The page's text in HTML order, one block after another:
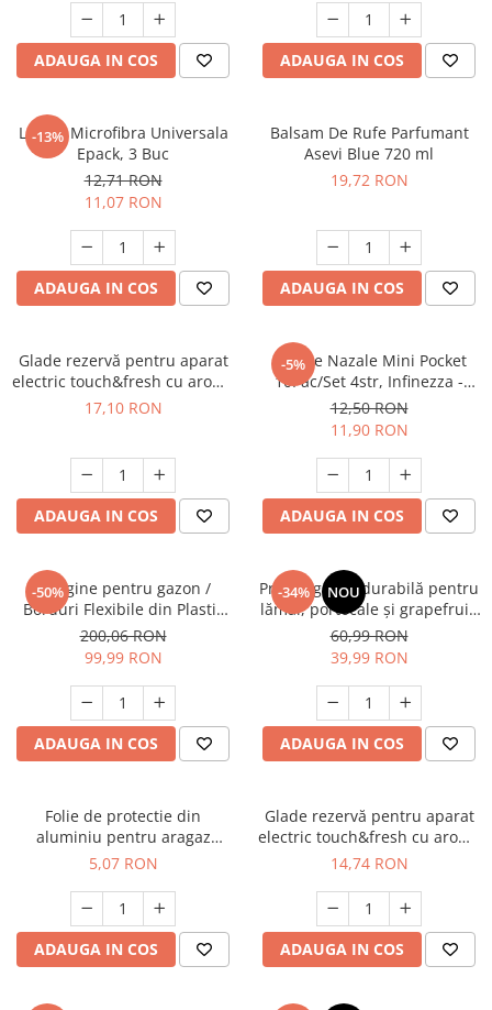
ADAUGA IN COS ADAUGA IN COS
-13%
Lavete Microfibra Universala
Epack, 3 Buc
12,71 RON
11,07 RON
ADAUGA IN COS
Balsam De Rufe Parfumant
Asevi Blue 720 ml
19,72 RON
ADAUGA IN COS
Glade rezervă pentru aparat
electric touch&fresh cu aromă
de lavanda, 10 g
17,10 RON
ADAUGA IN COS
-5%
Batiste Nazale Mini Pocket
10Pac/Set 4str, Infinezza -
90032585
12,50 RON
11,90 RON
ADAUGA IN COS
-50%
Margine pentru gazon /
Borduri Flexibile din Plastic
pentru Gradina, 10 m, Calitate
Premium, Rezistente UV,
Instalare Ușoara, pentru Aleii,
Gazon, Straturi de Flori,
Negru
200,06 RON
99,99 RON
ADAUGA IN COS
-34% NOU
Presă agrumi durabilă pentru
lămâi, portocale și grapefruit,
ideală pentru restaurante și
uz casnic
60,99 RON
39,99 RON
ADAUGA IN COS
Folie de protectie din
aluminiu pentru aragaz
Ropack, 50 x 60 cm
5,07 RON
ADAUGA IN COS
Glade rezervă pentru aparat
electric touch&fresh cu aromă
Sandalwood, 10 g
14,74 RON
ADAUGA IN COS